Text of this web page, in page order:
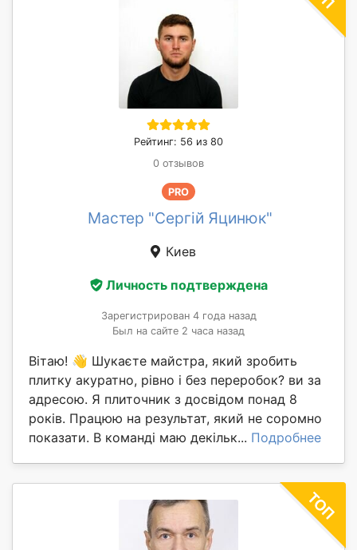
Рейтинг: 56 из 80
0 отзывов
PRO
Мастер "Сергій Яцинюк"
Киев
Личность подтверждена
Зарегистрирован 4 года назад
Был на сайте 2 часа назад
Вітаю! 👋 Шукаєте майстра, який зробить
плитку акуратно, рівно і без переробок? ви за
адресою. Я плиточник з досвідом понад 8
років. Працюю на результат, який не соромно
показати. В команді маю декільк... Подробнее